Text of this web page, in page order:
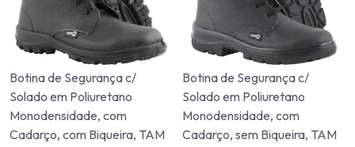
Botina de Segurança c/
Solado em Poliuretano
Monodensidade, com
Cadarço, com Biqueira, TAM
Botina de Segurança c/
Solado em Poliuretano
Monodensidade, com
Cadarço, sem Biqueira, TAM